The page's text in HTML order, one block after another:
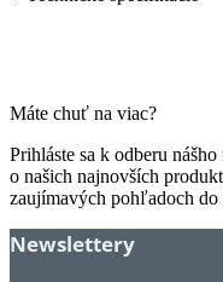
Máte chuť na viac?
Prihláste sa k odberu
o našich najnovších
zaujímavých pohľadoch do
Newslettery